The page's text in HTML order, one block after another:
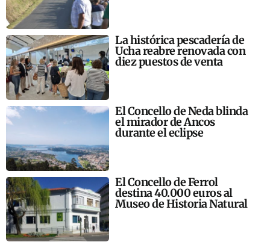
La histórica pescadería de
Ucha reabre renovada con
diez puestos de venta
El Concello de Neda blinda
el mirador de Ancos
durante el eclipse
El Concello de Ferrol
destina 40.000 euros al
Museo de Historia Natural